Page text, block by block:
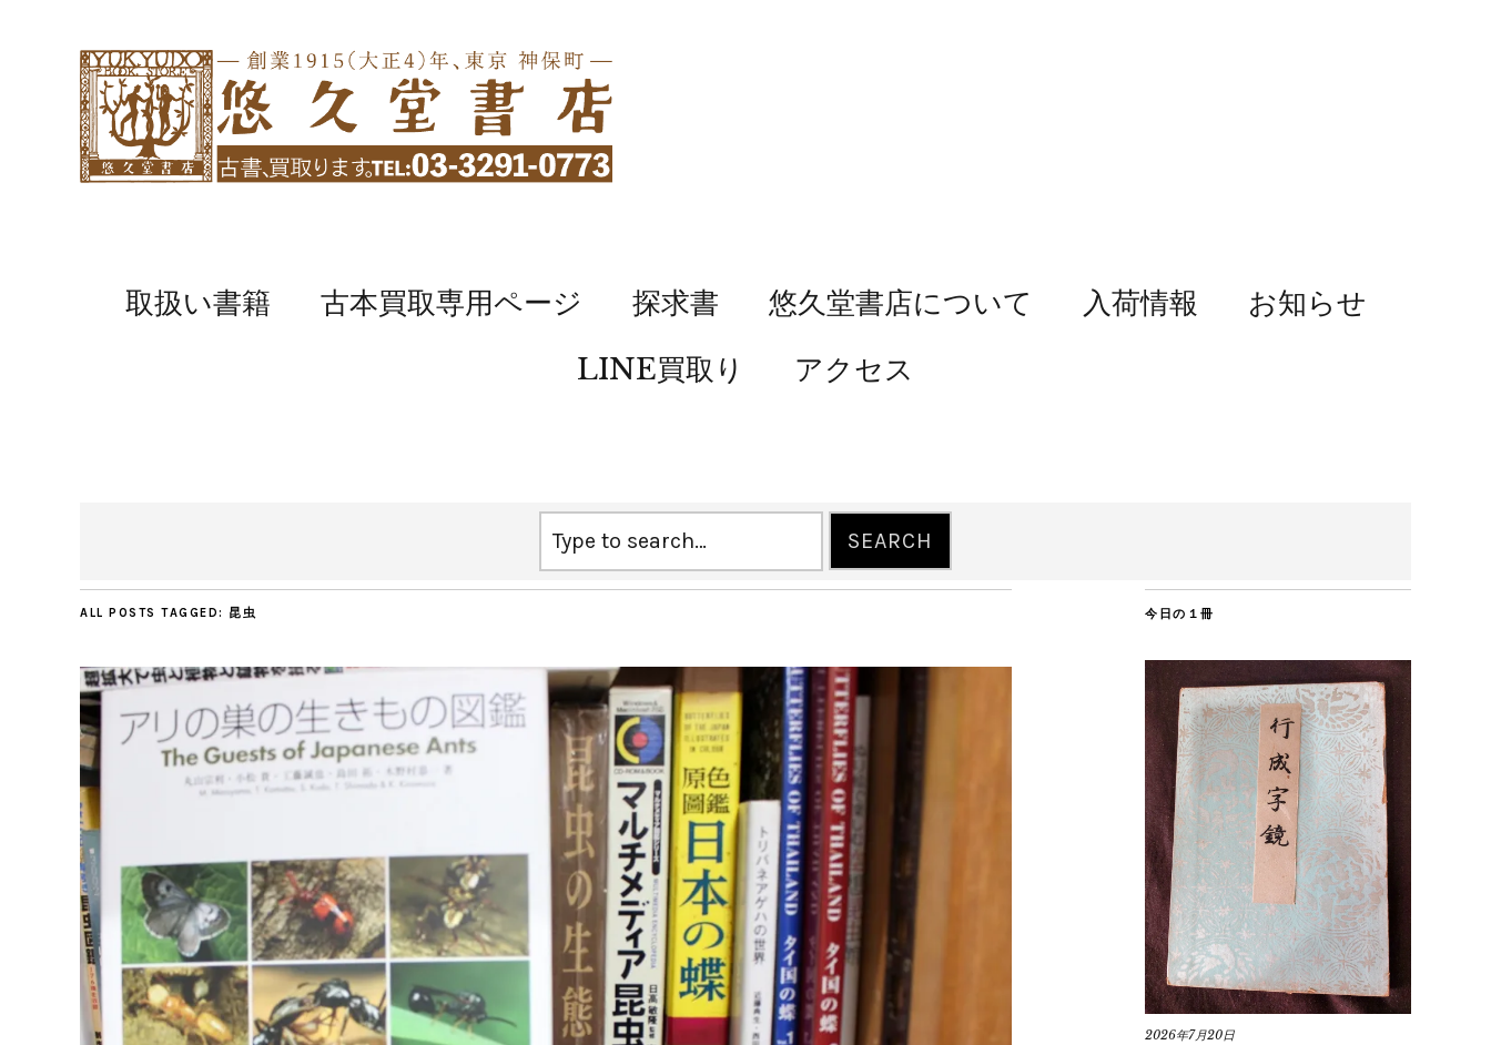
取扱い書籍 古本買取専用ページ 探求書 悠久堂書店について 入荷情報
お知らせ
LINE買取り
アクセス
ALL POSTS TAGGED: 昆虫 今日の１冊
2026年7月20日